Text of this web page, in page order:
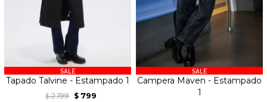
Tapado Talvine - Estampado 1
$ 2.199 $ 799
Campera Maven - Estampado
1